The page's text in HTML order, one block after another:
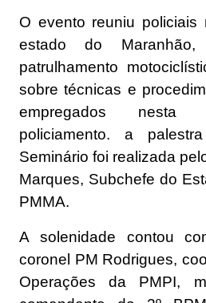
O evento reuniu policiais
estado do
patrulhamento
sobre técnicas e
empregados nesta
policiamento. a
Seminário foi realizada
Marques, Subchefe do
PMMA.
A solenidade contou
coronel PM Rodrigues,
Operações da PMPI,